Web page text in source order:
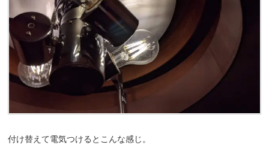
付け替えて電気つけるとこんな感じ。